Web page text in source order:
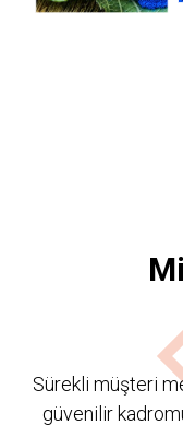
Sürekli müşteri
güvenilir